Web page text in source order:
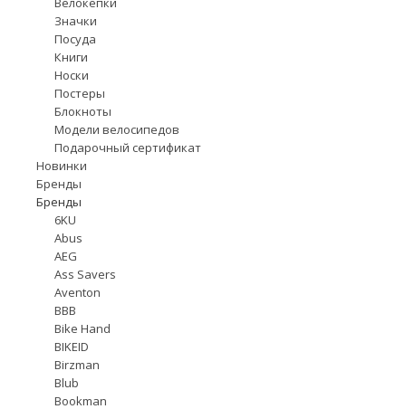
Значки
Посуда
Книги
Носки
Постеры
Блокноты
Модели велосипедов
Подарочный сертификат
Новинки
Бренды
Бренды
6KU
Abus
AEG
Ass Savers
Aventon
BBB
Bike Hand
BIKEID
Birzman
Blub
Bookman